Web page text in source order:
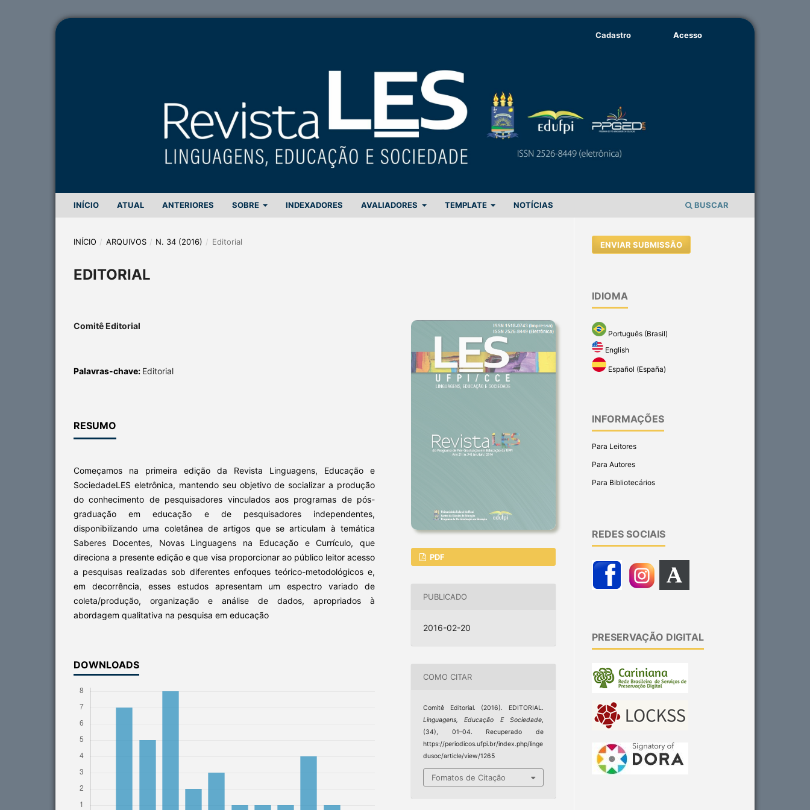
INÍCIO ATUAL ANTERIORES SOBRE INDEXADORES AVALIADORES TEMPLATE NOTÍCIAS BUSCAR
Cadastro Acesso
INÍCIO / ARQUIVOS / N. 34 (2016) / Editorial
EDITORIAL
Comitê Editorial
Palavras-chave: Editorial
RESUMO
Começamos na primeira edição da Revista Linguagens, Educação e
SociedadeLES eletrônica, mantendo seu objetivo de socializar a produção
do conhecimento de pesquisadores vinculados aos programas de pós-
graduação em educação e de pesquisadores independentes,
disponibilizando uma coletânea de artigos que se articulam à temática
Saberes Docentes, Novas Linguagens na Educação e Currículo, que
direciona a presente edição e que visa proporcionar ao público leitor acesso
a pesquisas realizadas sob diferentes enfoques teórico-metodológicos e,
em decorrência, esses estudos apresentam um espectro variado de
coleta/produção, organização e análise de dados, apropriados à
abordagem qualitativa na pesquisa em educação
DOWNLOADS
PDF
PUBLICADO
2016-02-20
COMO CITAR
Comitê Editorial. (2016). EDITORIAL.
Linguagens, Educação E Sociedade,
(34), 01–04. Recuperado de
https://periodicos.ufpi.br/index.php/linge
dusoc/article/view/1265
Fomatos de Citação
ENVIAR SUBMISSÃO
IDIOMA
Português (Brasil)
English
Español (España)
INFORMAÇÕES
Para Leitores
Para Autores
Para Bibliotecários
REDES SOCIAIS
PRESERVAÇÃO DIGITAL